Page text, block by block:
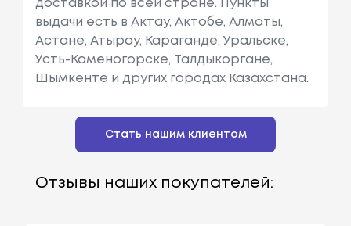
доставкой по всей стране. Пункты
выдачи есть в Актау, Актобе, Алматы,
Астане, Атырау, Караганде, Уральске,
Усть-Каменогорске, Талдыкоргане,
Шымкенте и других городах Казахстана.
Стать нашим клиентом
Отзывы наших покупателей: